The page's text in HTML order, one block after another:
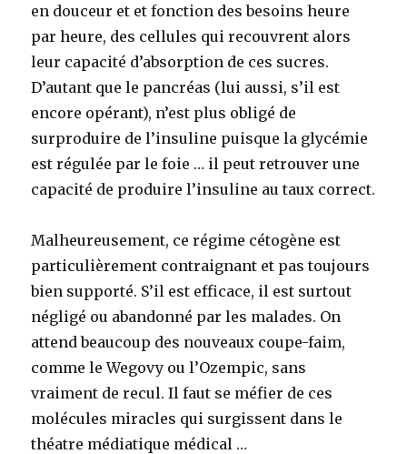
en douceur et et fonction des besoins heure
par heure, des cellules qui recouvrent alors
leur capacité d’absorption de ces sucres.
D’autant que le pancréas (lui aussi, s’il est
encore opérant), n’est plus obligé de
surproduire de l’insuline puisque la glycémie
est régulée par le foie … il peut retrouver une
capacité de produire l’insuline au taux correct.
Malheureusement, ce régime cétogène est
particulièrement contraignant et pas toujours
bien supporté. S’il est efficace, il est surtout
négligé ou abandonné par les malades. On
attend beaucoup des nouveaux coupe-faim,
comme le Wegovy ou l’Ozempic, sans
vraiment de recul. Il faut se méfier de ces
molécules miracles qui surgissent dans le
théatre médiatique médical …